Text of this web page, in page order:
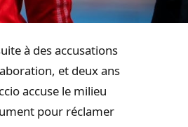
à des accusations
et deux ans
accuse le milieu
pour réclamer